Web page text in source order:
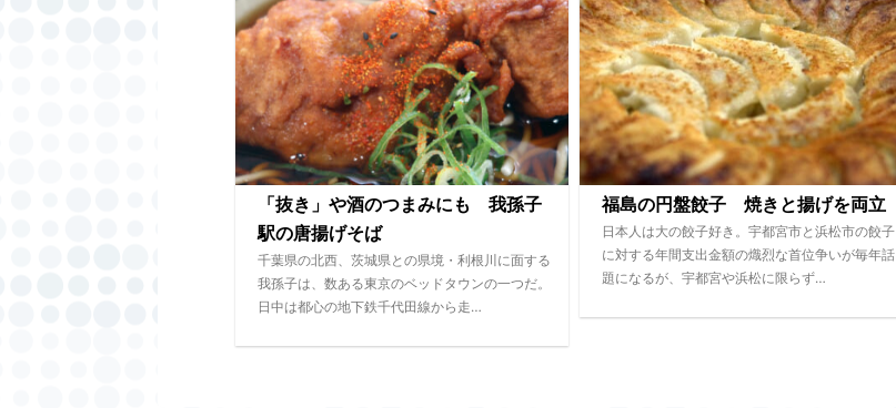
「抜き」や酒のつまみにも 我孫子
駅の唐揚げそば
千葉県の北西、茨城県との県境・利根川に面する
我孫子は、数ある東京のベッドタウンの一つだ。
日中は都心の地下鉄千代田線から走…
福島の円盤餃子 焼きと揚げを両立
日本人は大の餃子好き。宇都宮市と浜松市の餃子
に対する年間支出金額の熾烈な首位争いが毎年話
題になるが、宇都宮や浜松に限らず…